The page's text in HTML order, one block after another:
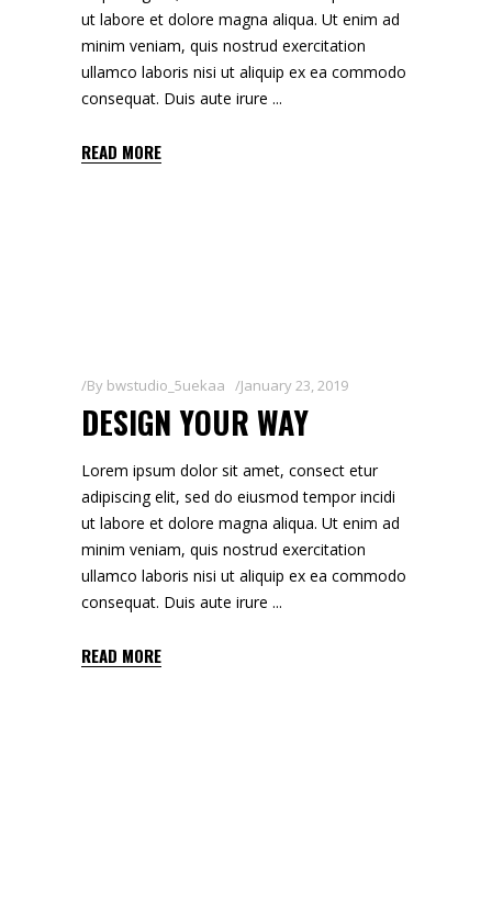
ut labore et dolore magna aliqua. Ut enim ad
minim veniam, quis nostrud exercitation
ullamco laboris nisi ut aliquip ex ea commodo
consequat. Duis aute irure
READ MORE
By bwstudio_5uekaa January 23, 2019
DESIGN YOUR WAY
Lorem ipsum dolor sit amet, consect etur
adipiscing elit, sed do eiusmod tempor incidi
ut labore et dolore magna aliqua. Ut enim ad
minim veniam, quis nostrud exercitation
ullamco laboris nisi ut aliquip ex ea commodo
consequat. Duis aute irure
READ MORE